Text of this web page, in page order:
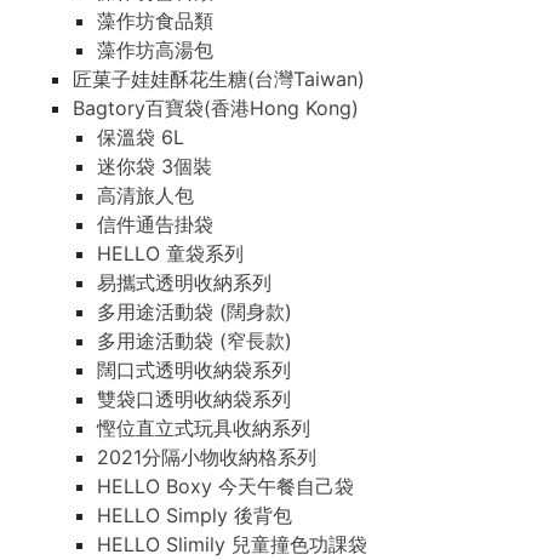
藻作坊食品類
藻作坊高湯包
匠菓子娃娃酥花生糖(台灣Taiwan)
Bagtory百寶袋(香港Hong Kong)
保溫袋 6L
迷你袋 3個裝
高清旅人包
信件通告掛袋
HELLO 童袋系列
易攜式透明收納系列
多用途活動袋 (闊身款)
多用途活動袋 (窄長款)
闊口式透明收納袋系列
雙袋口透明收納袋系列
慳位直立式玩具收納系列
2021分隔小物收納格系列
HELLO Boxy 今天午餐自己袋
HELLO Simply 後背包
HELLO Slimily 兒童撞色功課袋